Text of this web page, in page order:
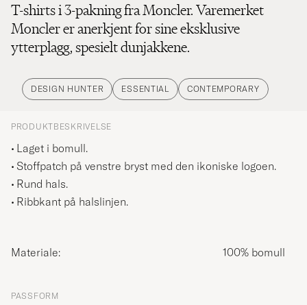
T-shirts i 3-pakning fra Moncler. Varemerket
Moncler er anerkjent for sine eksklusive
ytterplagg, spesielt dunjakkene.
DESIGN HUNTER ESSENTIAL CONTEMPORARY
PRODUKTBESKRIVELSE
Laget i bomull.
Stoffpatch på venstre bryst med den ikoniske logoen.
Rund hals.
Ribbkant på halslinjen.
Materiale: 100% bomull
PASSFORM